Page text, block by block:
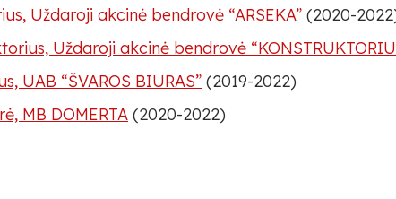
Uždaroji akcinė bendrovė “ARSEKA” (2020-
Uždaroji akcinė bendrovė
UAB “ŠVAROS BIURAS” (2019-2022)
MB DOMERTA (2020-2022)